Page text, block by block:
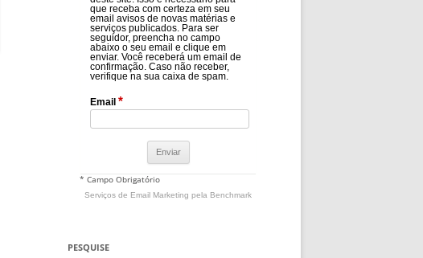
que receba com certeza em seu
email avisos de novas matérias e
serviços publicados. Para ser
seguidor, preencha no campo
abaixo o seu email e clique em
enviar. Você receberá um email de
confirmação. Caso não receber,
verifique na sua caixa de spam.
Email *
* Campo Obrigatório
Serviços de Email Marketing pela Benchmark
PESQUISE